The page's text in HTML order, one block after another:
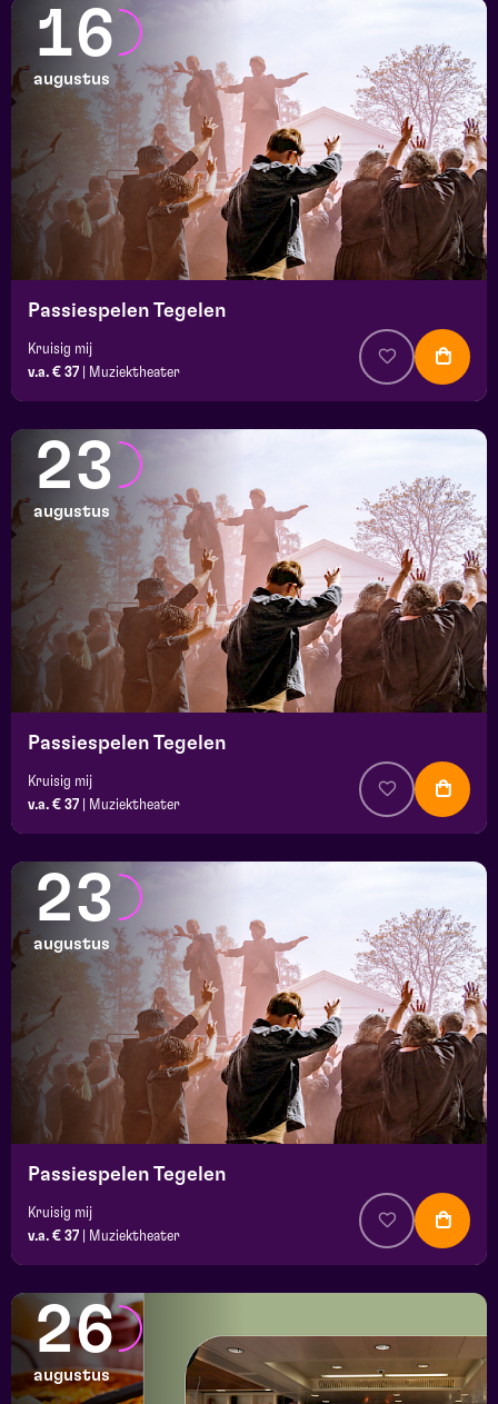
16
augustus
Passiespelen Tegelen
Kruisig mij
v.a. € 37
Muziektheater
23
augustus
Passiespelen Tegelen
Kruisig mij
v.a. € 37
Muziektheater
23
augustus
Passiespelen Tegelen
Kruisig mij
v.a. € 37
Muziektheater
26
augustus